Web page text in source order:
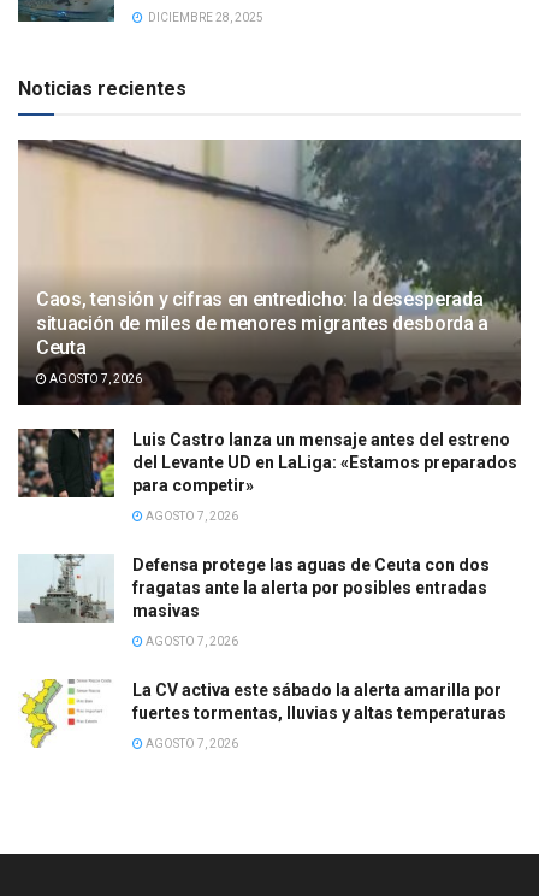
DICIEMBRE 28, 2025
Noticias recientes
Caos, tensión y cifras en entredicho: la desesperada
situación de miles de menores migrantes desborda a
Ceuta
AGOSTO 7, 2026
Luis Castro lanza un mensaje antes del estreno
del Levante UD en LaLiga: «Estamos preparados
para competir»
AGOSTO 7, 2026
Defensa protege las aguas de Ceuta con dos
fragatas ante la alerta por posibles entradas
masivas
AGOSTO 7, 2026
La CV activa este sábado la alerta amarilla por
fuertes tormentas, lluvias y altas temperaturas
AGOSTO 7, 2026